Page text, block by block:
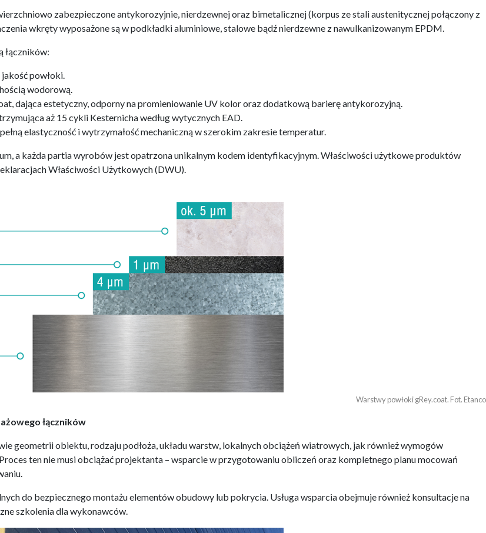
zabezpieczone antykorozyjnie, nierdzewnej oraz bimetalicznej (korpus ze stali austenitycznej połączony z
wkręty wyposażone są w podkładki aluminiowe, stalowe bądź nierdzewne z nawulkanizowanym EPDM.
łączników:
powłoki.
wodorową.
dająca estetyczny, odporny na promieniowanie UV kolor oraz dodatkową barierę antykorozyjną.
aż 15 cykli Kesternicha według wytycznych EAD.
elastyczność i wytrzymałość mechaniczną w szerokim zakresie temperatur.
a każda partia wyrobów jest opatrzona unikalnym kodem identyfikacyjnym. Właściwości użytkowe produktów
Właściwości Użytkowych (DWU).
Warstwy powłoki gRey.coat. Fot. Etanco
łączników
geometrii obiektu, rodzaju podłoża, układu warstw, lokalnych obciążeń wiatrowych, jak również wymogów
ten nie musi obciążać projektanta – wsparcie w przygotowaniu obliczeń oraz kompletnego planu mocowań
do bezpiecznego montażu elementów obudowy lub pokrycia. Usługa wsparcia obejmuje również konsultacje na
szkolenia dla wykonawców.